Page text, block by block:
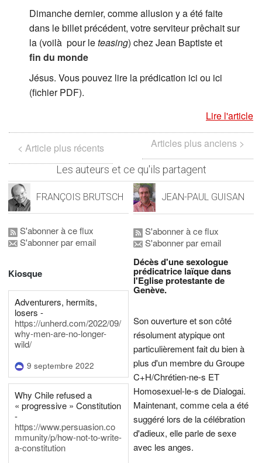
Dimanche dernier, comme allusion y a été faite
dans le billet précédent, votre serviteur prêchait sur
la
fin du monde
(voilà pour leteasing) chez Jean Baptiste et
Jésus. Vous pouvez lire la prédication ici ou ici
(fichier PDF).
Lire l'article
< Article plus récents Articles plus anciens >
Les auteurs et ce qu'ils partagent
FRANÇOIS BRUTSCH
S'abonner à ce flux
S'abonner par email
Kiosque
Adventurers, hermits,
losers -
https://unherd.com/2022/09/
why-men-are-no-longer-
wild/
9 septembre 2022
Why Chile refused a
« progressive » Constitution
-
https://www.persuasion.co
mmunity/p/how-not-to-write-
a-constitution
JEAN-PAUL GUISAN
S'abonner à ce flux
S'abonner par email
Décès d'une sexologue
prédicatrice laïque dans
l'Eglise protestante de
Genève.
Son ouverture et son côté
résolument atypique ont
particulièrement fait du bien à
plus d'un membre du Groupe
C+H/Chrétien-ne-s ET
Homosexuel-le-s de Dialogai.
Maintenant, comme cela a été
suggéré lors de la célébration
d'adieux, elle parle de sexe
avec les anges.